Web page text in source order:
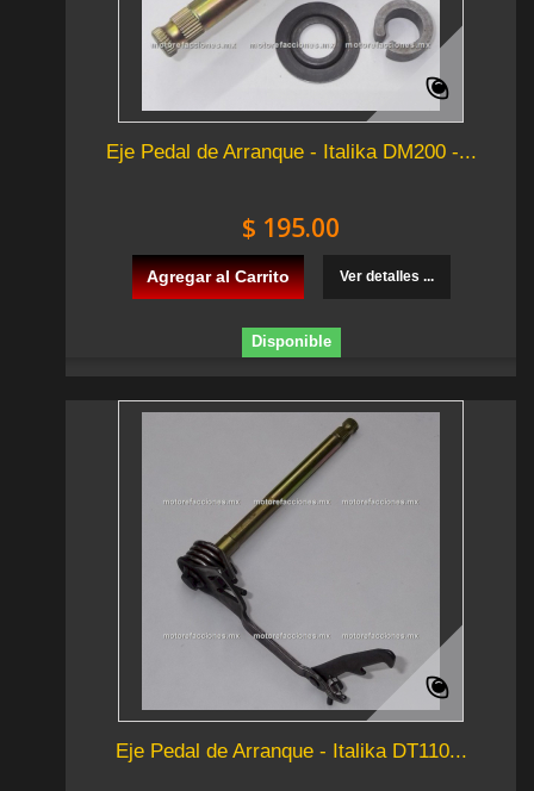
Eje Pedal de Arranque - Italika DM200 -...
$ 195.00
Agregar al Carrito Ver detalles ...
Disponible
Eje Pedal de Arranque - Italika DT110...